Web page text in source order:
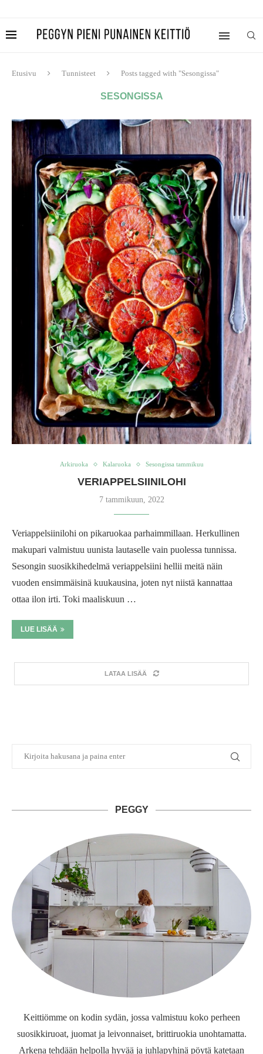
Etusivu Tunnisteet Posts tagged with "Sesongissa"
SESONGISSA
Arkiruoka Kalaruoka Sesongissa tammikuu
VERIAPPELSIINILOHI
7 tammikuun, 2022
Veriappelsiinilohi on pikaruokaa parhaimmillaan. Herkullinen
makupari valmistuu uunista lautaselle vain puolessa tunnissa.
Sesongin suosikkihedelmä veriappelsiini hellii meitä näin
vuoden ensimmäisinä kuukausina, joten nyt niistä kannattaa
ottaa ilon irti. Toki maaliskuun …
LUE LISÄÄ
LATAA LISÄÄ
PEGGY
Keittiömme on kodin sydän, jossa valmistuu koko perheen
suosikkiruoat, juomat ja leivonnaiset, brittiruokia unohtamatta.
Arkena tehdään helpolla hyvää ja juhlapyhinä pöytä katetaan